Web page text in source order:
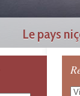
Le pays